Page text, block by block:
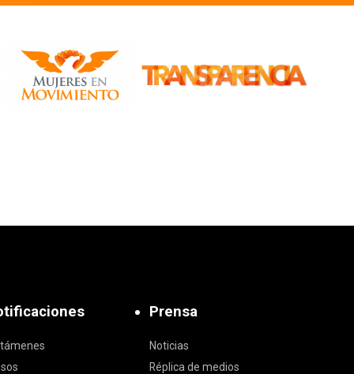
Prensa
Noticias
Réplica de medios